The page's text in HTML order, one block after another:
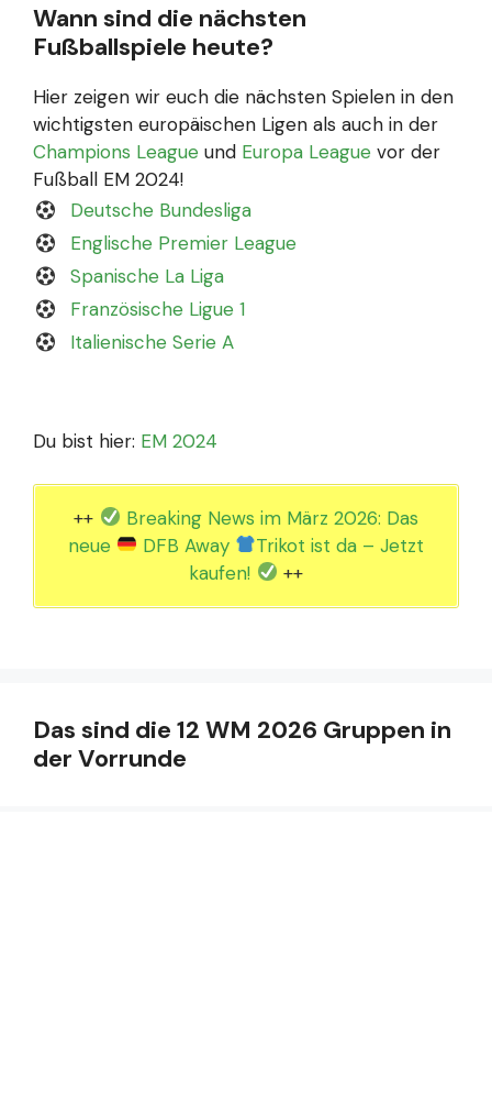
Wann sind die nächsten
Fußballspiele heute?
Hier zeigen wir euch die nächsten Spielen in den
wichtigsten europäischen Ligen als auch in der
Champions League und Europa League vor der
Fußball EM 2024!
Deutsche Bundesliga
Englische Premier League
Spanische La Liga
Französische Ligue 1
Italienische Serie A
Du bist hier: EM 2024
++
Breaking News im März 2026: Das
neue
DFB Away
Trikot ist da – Jetzt
kaufen!
++
Das sind die 12 WM 2026 Gruppen in
der Vorrunde